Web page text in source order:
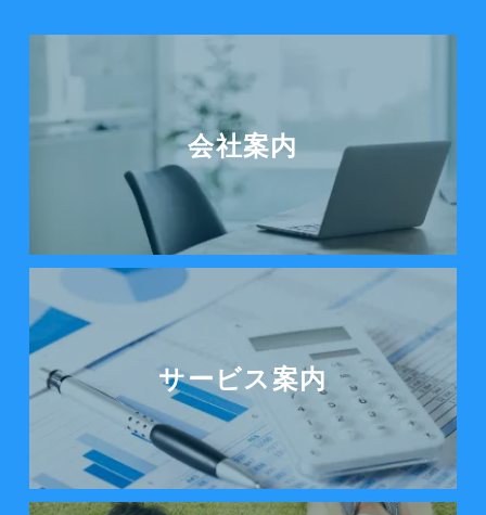
会社案内
サービス案内
サービス案内をみる
ノーティカルの想いを見る